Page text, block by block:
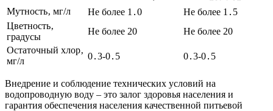
Мутность‚ мг/л
Не более 1․0
Не более 1․5
Цветность‚
градусы
Не более 20
Не более 20
Остаточный хлор‚
мг/л
0․3-0․5 0․3-0․5
Внедрение и соблюдение технических условий на
водопроводную воду – это залог здоровья населения и
гарантия обеспечения населения качественной питьевой